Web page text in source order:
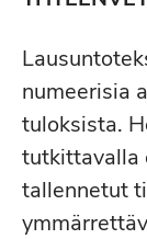
numeerisia
tuloksista.
tutkittavalla
tallennetut